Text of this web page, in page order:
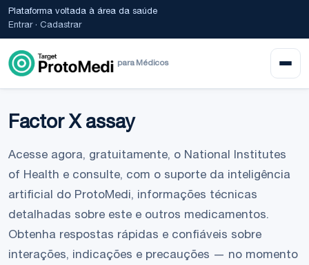
Plataforma voltada à área da saúde
Entrar· Cadastrar
para Médicos
Factor X assay
Acesse agora, gratuitamente, o National Institutes
of Health e consulte, com o suporte da inteligência
artificial do ProtoMedi, informações técnicas
detalhadas sobre este e outros medicamentos.
Obtenha respostas rápidas e confiáveis sobre
interações, indicações e precauções — no momento